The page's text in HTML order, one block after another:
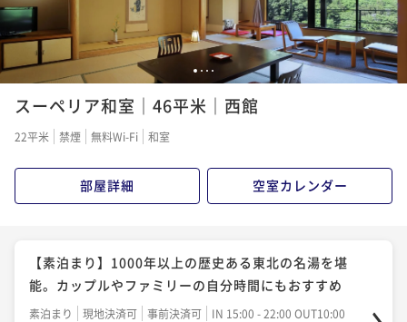
【夏限定ファミリープラン】親子で過ごす特典付きの
夏休み！笑顔あふれる思い出作りステイ（1泊2食）
二食付き 現地決済可 事前決済可
IN 15:00 - 18:00 OUT10:00
2名 ¥ 41,382 ~
二食付き 現地決済可 事前決済可
IN 15:00 - 18:00 OUT10:00
ポイント即利用で
2名 ¥ 22,990 ~
【スタンダードプラン】四季を味わう会席と心和む温
泉で癒される安らぎのひととき（1泊2食）
¥38,720~
2名 ¥ 36,784 ~
【観光プラン】加茂水族館チケット付。自然に包まれ
た温泉宿とクラゲの幻想世界で癒しの時間を（1泊2
二食付き 現地決済可 事前決済可
IN 15:00 - 18:00 OUT10:00
1 2 3 4
スーペリア和室｜46平米｜西館
22平米 禁煙 無料Wi-Fi 和室
部屋詳細 空室カレンダー
【素泊まり】1000年以上の歴史ある東北の名湯を堪
能。カップルやファミリーの自分時間にもおすすめ
素泊まり 現地決済可 事前決済可
IN 15:00 - 22:00 OUT10:00